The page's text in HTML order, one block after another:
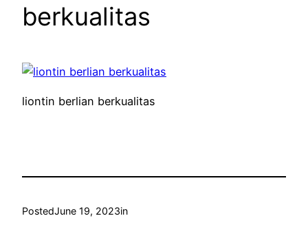
berkualitas
liontin berlian berkualitas
PostedJune 19, 2023in